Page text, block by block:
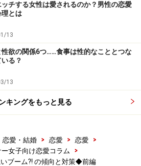
チする女性は愛されるのか？男性の恋愛
とは
13
性欲の関係6つ……食事は性的なこととつな
る？
13
キングをもっと見る
恋愛・結婚 > 恋愛 > 恋愛
>
ー女子向け恋愛コラム
>
ブーム?! の傾向と対策◆前編